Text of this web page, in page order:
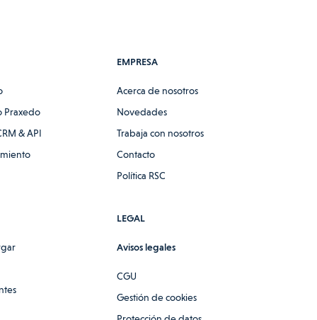
Praxedo
& API
EMPRESA
Acerca de nosotros
Novedades
Trabaja con nosotros
Contacto
Política RSC
LEGAL
Avisos legales
CGU
Gestión de cookies